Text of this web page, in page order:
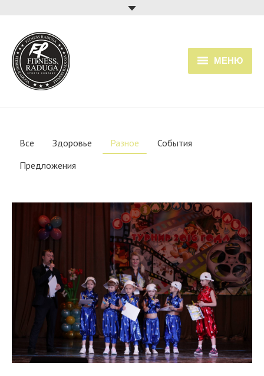
МЕНЮ
Прайс
О клубе
Все Здоровье Разное
События
Предложения